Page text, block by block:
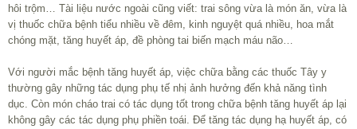
hôi trộm… Tài liệu nước ngoài cũng viết: trai sông vừa là món ăn, vừa là
vị thuốc chữa bệnh tiểu nhiều về đêm, kinh nguyệt quá nhiều, hoa mắt
chóng mặt, tăng huyết áp, đề phòng tai biến mạch máu não…
Với người mắc bệnh tăng huyết áp, việc chữa bằng các thuốc Tây y
thường gây những tác dụng phụ tế nhị ảnh hưởng đến khả năng tình
dục. Còn món cháo trai có tác dụng tốt trong chữa bệnh tăng huyết áp lại
không gây các tác dụng phụ phiền toái. Để tăng tác dụng hạ huyết áp, có